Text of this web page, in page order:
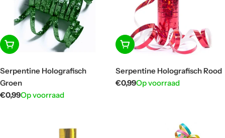
In winkelwagen
Serpentine Holografisch
Groen
Normale
€0,99Op voorraad
In winkelwagen
Serpentine Holografisch Rood
Normale
€0,99Op voorraad